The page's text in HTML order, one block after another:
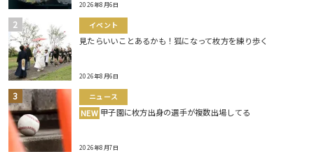
2026年8月6日
イベント
見たらいいことあるかも！狐になって枚方を練り歩く
2026年8月6日
ニュース
NEW 甲子園に枚方出身の選手が複数出場してる
2026年8月7日